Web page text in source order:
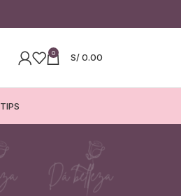
0 S/0.00
TIPS